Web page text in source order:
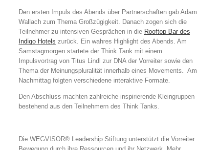
Den ersten Impuls des Abends über Partnerschaften gab Adam
Wallach zum Thema Großzügigkeit. Danach zogen sich die
Teilnehmer zu intensiven Gesprächen in die Rooftop Bar des
Indigo Hotels zurück. Ein wahres Highlight des Abends. Am
Samstagmorgen startete der Think Tank mit einem
Impulsvortrag von Titus Lindl zur DNA der Vorreiter sowie den
Thema der Meinungspluralität innerhalb eines Movements. Am
Nachmittag folgten verschiedene interaktive Formate.
Den Abschluss machten zahlreiche inspirierende Kleingruppen
bestehend aus den Teilnehmern des Think Tanks.
Die WEGVISOR® Leadership Stiftung unterstützt die Vorreiter